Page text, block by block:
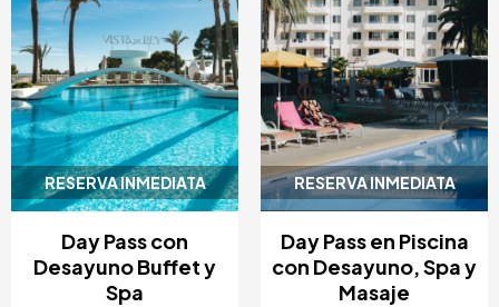
RESERVA INMEDIATA
Day Pass con
Desayuno Buffet y
Spa
RESERVA INMEDIATA
Day Pass en Piscina
con Desayuno, Spa y
Masaje